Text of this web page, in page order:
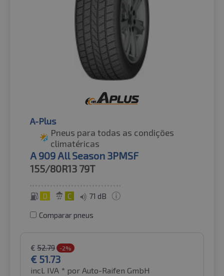
A-Plus
Pneus para todas as condições
climatéricas
A 909 All Season 3PMSF
155/80R13 79T
D C 71 dB
Comparar pneus
€ 52.79 -2%
€ 51.73
incl. IVA * por Auto-Raifen GmbH